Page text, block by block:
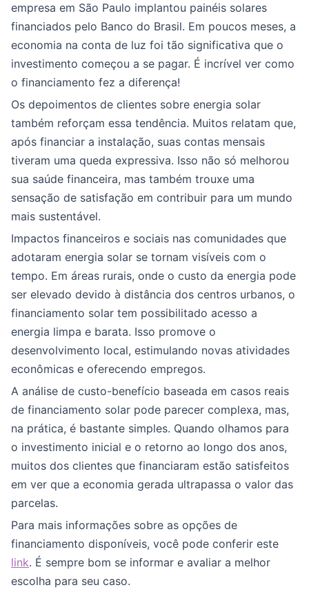
empresa em São Paulo implantou painéis solares
financiados pelo Banco do Brasil. Em poucos meses, a
economia na conta de luz foi tão significativa que o
investimento começou a se pagar. É incrível ver como
o financiamento fez a diferença!
Os depoimentos de clientes sobre energia solar
também reforçam essa tendência. Muitos relatam que,
após financiar a instalação, suas contas mensais
tiveram uma queda expressiva. Isso não só melhorou
sua saúde financeira, mas também trouxe uma
sensação de satisfação em contribuir para um mundo
mais sustentável.
Impactos financeiros e sociais nas comunidades que
adotaram energia solar se tornam visíveis com o
tempo. Em áreas rurais, onde o custo da energia pode
ser elevado devido à distância dos centros urbanos, o
financiamento solar tem possibilitado acesso a
energia limpa e barata. Isso promove o
desenvolvimento local, estimulando novas atividades
econômicas e oferecendo empregos.
A análise de custo-benefício baseada em casos reais
de financiamento solar pode parecer complexa, mas,
na prática, é bastante simples. Quando olhamos para
o investimento inicial e o retorno ao longo dos anos,
muitos dos clientes que financiaram estão satisfeitos
em ver que a economia gerada ultrapassa o valor das
parcelas.
Para mais informações sobre as opções de
financiamento disponíveis, você pode conferir este
link. É sempre bom se informar e avaliar a melhor
escolha para seu caso.